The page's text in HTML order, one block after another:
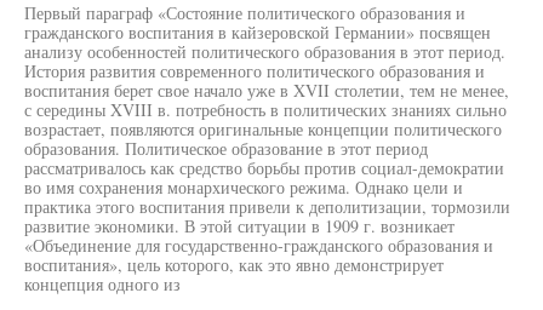
Первый параграф «Состояние политического образования и
гражданского воспитания в кайзеровской Германии» посвящен
анализу особенностей политического образования в этот период.
История развития современного политического образования и
воспитания берет свое начало уже в XVII столетии, тем не менее,
с середины XVIII в. потребность в политических знаниях сильно
возрастает, появляются оригинальные концепции политического
образования. Политическое образование в этот период
рассматривалось как средство борьбы против социал-демократии
во имя сохранения монархического режима. Однако цели и
практика этого воспитания привели к деполитизации, тормозили
развитие экономики. В этой ситуации в 1909 г. возникает
«Объединение для государственно-гражданского образования и
воспитания», цель которого, как это явно демонстрирует
концепция одного из